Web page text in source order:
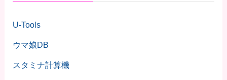
U-Tools
ウマ娘DB
スタミナ計算機